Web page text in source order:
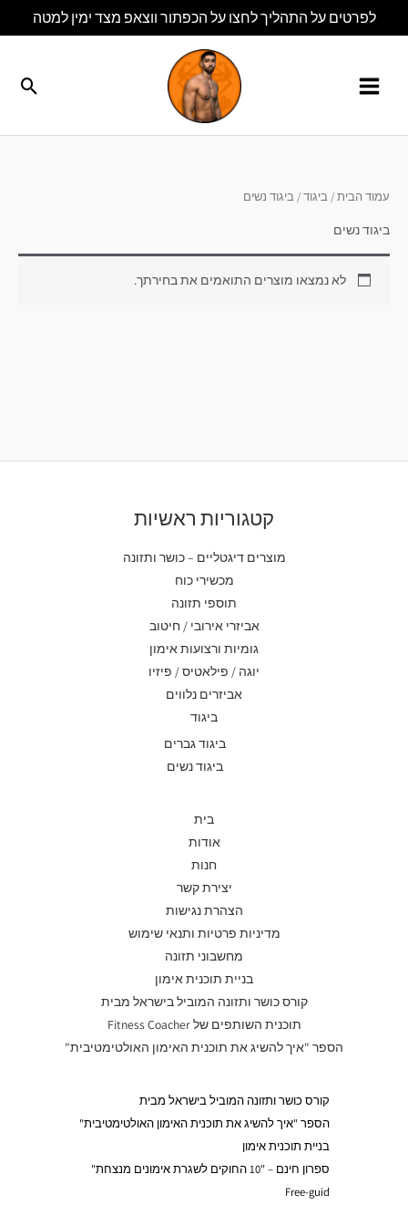
לתוכן
לפרטים על התהליך לחצו על הכפתור ווצאפ מצד ימין למטה
עמוד הבית/ ביגוד/ ביגוד נשים
ביגוד נשים
לא נמצאו מוצרים התואמים את בחירתך.
קטגוריות ראשיות
מוצרים דיגטליים – כושר ותזונה
מכשירי כוח
תוספי תזונה
אביזרי אירובי / חיטוב
גומיות ורצועות אימון
יוגה / פילאטיס / פיזיו
אביזרים נלווים
ביגוד
ביגוד גברים
ביגוד נשים
בית
אודות
חנות
יצירת קשר
הצהרת נגישות
מדיניות פרטיות ותנאי שימוש
מחשבוני תזונה
בניית תוכנית אימון
קורס כושר ותזונה המוביל בישראל מבית
תוכנית השותפים של Fitness Coacher
הספר "איך להשיג את תוכנית האימון האולטימטיבית"
קורס כושר ותזונה המוביל בישראל מבית
הספר "איך להשיג את תוכנית האימון האולטימטיבית"
בניית תוכנית אימון
ספרון חינם – "10 החוקים לשגרת אימונים מנצחת"
Free-guid